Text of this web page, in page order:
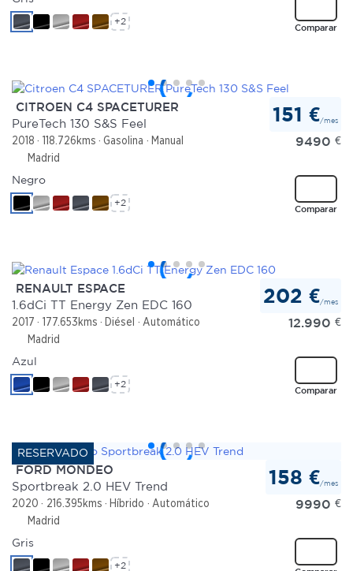
Comparar
+2
CITROEN C4 SPACETURER
PureTech 130 S&S Feel
2018 118.726kms Gasolina
Manual
Madrid
151 €/mes
9490 €
Comparar
Negro
+2
RENAULT ESPACE
1.6dCi TT Energy Zen EDC 160
2017 177.653kms Diésel
Automático
Madrid
202 €/mes
12.990 €
Comparar
Azul
+2
FORD MONDEO
Sportbreak 2.0 HEV Trend
2020 216.395kms Híbrido
Automático
Madrid
158 €/mes
9990 €
Gris
+2